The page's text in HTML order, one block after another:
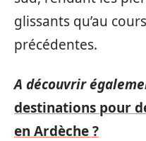
glissants qu’au
précédentes.
A découvrir
destinations pour
en Ardèche ?